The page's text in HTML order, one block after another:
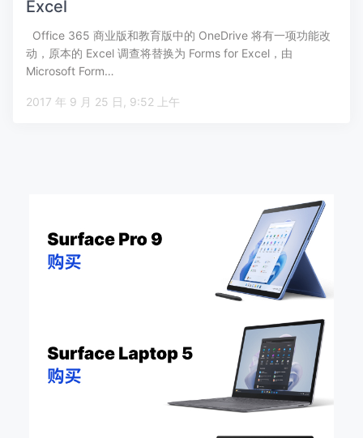
Excel
Office 365 商业版和教育版中的 OneDrive 将有一项功能改
动，原本的 Excel 调查将替换为 Forms for Excel，由
Microsoft Form…
2017 年 9 月 25 日, 9:52 上午